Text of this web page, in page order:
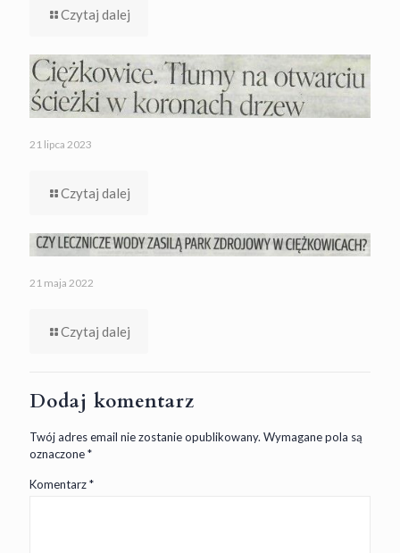
Czytaj dalej
21 lipca 2023
Czytaj dalej
21 maja 2022
Czytaj dalej
Dodaj komentarz
Twój adres email nie zostanie opublikowany. Wymagane pola są
oznaczone*
Komentarz*